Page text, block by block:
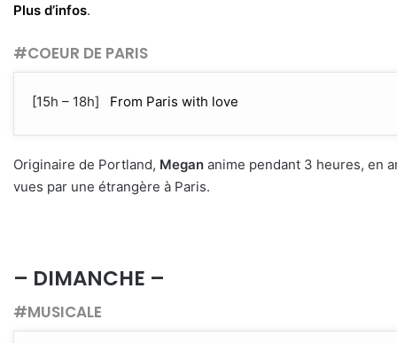
Plus d’infos.
#COEUR DE PARIS
[15h – 18h] From Paris with love
Originaire de Portland, Megan anime pendant 3 heures, en
vues par une étrangère à Paris.
– DIMANCHE –
#MUSICALE